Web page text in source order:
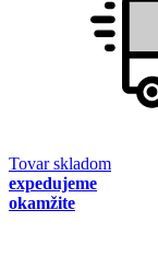
Tovar skladom
expedujeme
okamžite